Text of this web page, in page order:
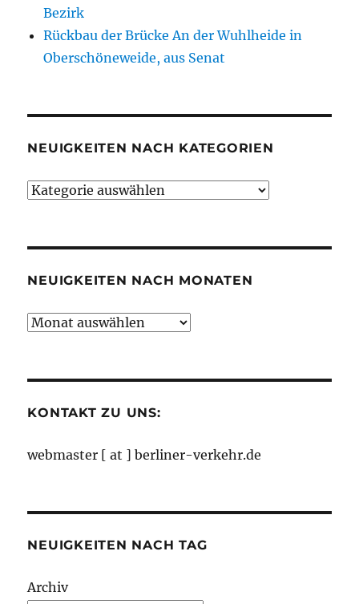
Bezirk
Rückbau der Brücke An der Wuhlheide in
Oberschöneweide, aus Senat
NEUIGKEITEN NACH KATEGORIEN
Neuigkeiten
NEUIGKEITEN NACH MONATEN
Neuigkeiten
KONTAKT ZU UNS:
webmaster [ at ] berliner-verkehr.de
NEUIGKEITEN NACH TAG
Archiv